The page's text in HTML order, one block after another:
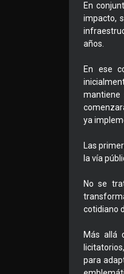
En
impacto,
años.
En ese
mantiene
ya
Las
la vía
No se
cotidiano
Más allá
para